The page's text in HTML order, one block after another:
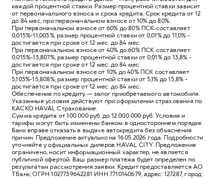
каждой процентной ставки. Размер процентной ставки зависит
от первоначального взноса и срока кредита. Срок кредита от 12
до 84 мес, при первоначальном взносе от 10% до 80%.
При первоначальном взносе от 60% до 80% ПСК составляет
0,015%-11,003%, размер процентной ставки от 0,01% до 11,0% -
достигается при сроке от 12 мес. до 84 мес.
При первоначальном взносе от 40% до 60% ПСК составляет
0,015%-13,807%, размер процентной ставки от 0,01% до 13,8% -
достигается при сроке от 12 мес. до 84 мес.
При первоначальном взносе от 10% до 40% ПСК составляет
5,103%-15,808%, размер процентной ставки от 5,1% до 15,8% -
достигается при сроке от 12 мес. до 84 мес.
Обеспечение по кредиту — залог приобретаемого автомобиля.
Указанные условия действуют при оформлении страхования по
КАСКО HAVAL Страхование.
Сумма кредита от 100 000 руб. до 12 000 000 руб. Условия и
тарифы могут быть изменены банком в одностороннем порядке.
Банк вправе отказать в выдаче автокредита без объяснения
причин. Предложение актуально на 16.05.2026 года. Подробности
уточняйте у официальных дилеров HAVAL CITY. Предложение
ограничено, носит информационный характер, не является
публичной офертой. Ваш размер платежа будет определен по
результатам рассмотрения заявки. Кредит предоставляется АО
ТБанк, ОГРН 1027739642281 ИНН 7710140679, адрес: 127287, город